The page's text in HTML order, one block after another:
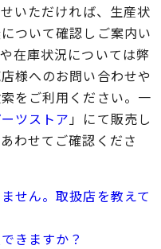
いただければ、生産状
ついて確認しご案内い
在庫状況については弊
様へのお問い合わせや
をご利用ください。一
ツストア」にて販売し
わせてご確認くださ
せん。取扱店を教えて
きますか？